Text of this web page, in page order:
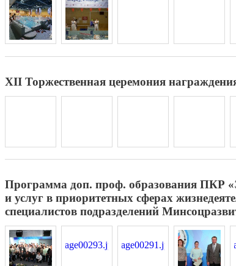
XII Торжественная церемония
Программа доп. проф. образования ПКР
и услуг в приоритетных сферах
специалистов подразделений